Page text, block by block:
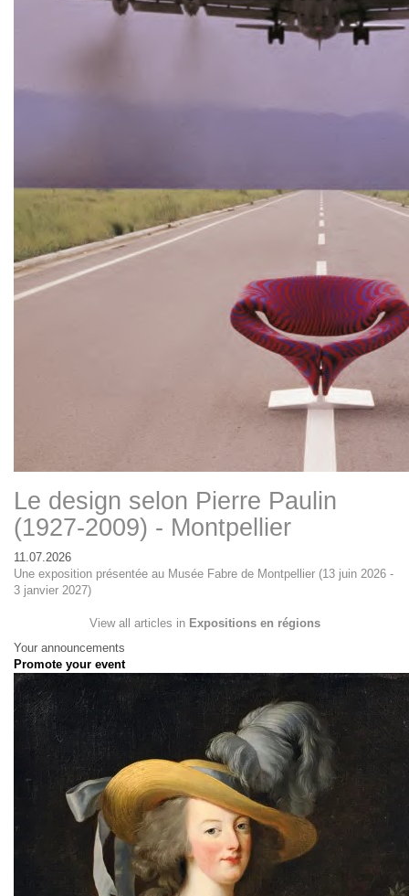
Le design selon Pierre Paulin
(1927-2009) - Montpellier
11.07.2026
Une exposition présentée au Musée Fabre de Montpellier (13 juin 2026 -
3 janvier 2027)
View all articles in Expositions en régions
Your announcements
Promote your event